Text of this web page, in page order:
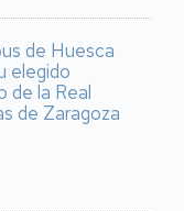
de Huesca
elegido
de la Real
de Zaragoza